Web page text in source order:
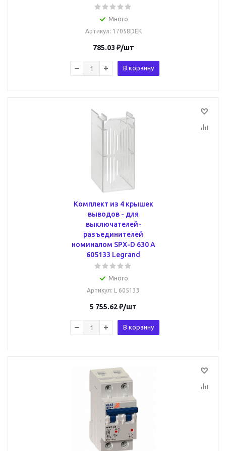
Много
Артикул: 17058DEK
785.03 ₽/шт
В корзину
Комплект из 4 крышек
выводов - для
выключателей-
разъединителей
номиналом SPX-D 630 A
605133 Legrand
Много
Артикул: L 605133
5 755.62₽/шт
В корзину